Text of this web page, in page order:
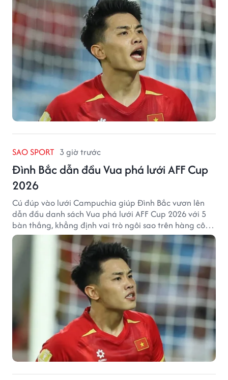
SAO SPORT 3 giờ trước
Đình Bắc dẫn đầu Vua phá lưới AFF Cup
2026
Cú đúp vào lưới Campuchia giúp Đình Bắc vươn lên
dẫn đầu danh sách Vua phá lưới AFF Cup 2026 với 5
bàn thắng, khẳng định vai trò ngôi sao trên hàng công
tuyển Việt Nam.